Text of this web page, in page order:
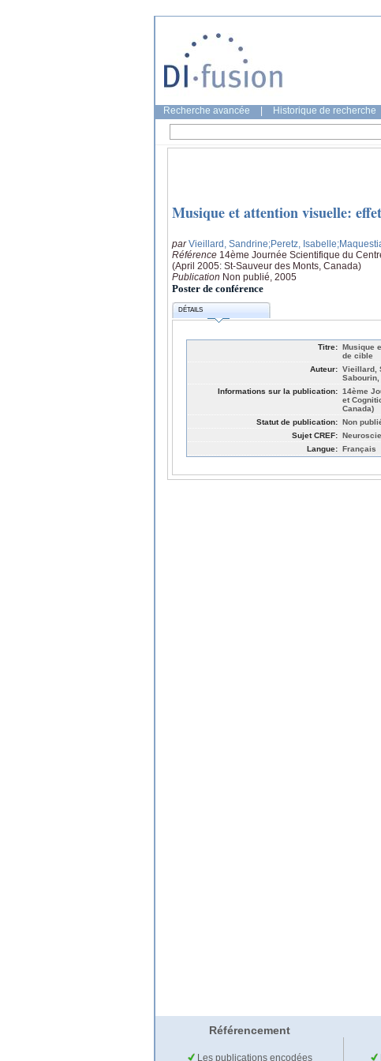
Recherche avancée Historique de recherche
Musique et attention visuelle:
parVieillard, Sandrine;Peretz, Isabelle
Référence 14ème Journée Scientifique du
(April 2005: St-Sauveur des Monts, Canada)
Publication Non publié, 2005
Poster de conférence
DÉTAILS
Titre: Musique
de cible
Auteur: Vieillard,
Sabourin,
Informations sur la publication: 14ème
et
Canada)
Statut de publication: Non
Sujet CREF:
Langue: Français
Référencement
Les publications encodées